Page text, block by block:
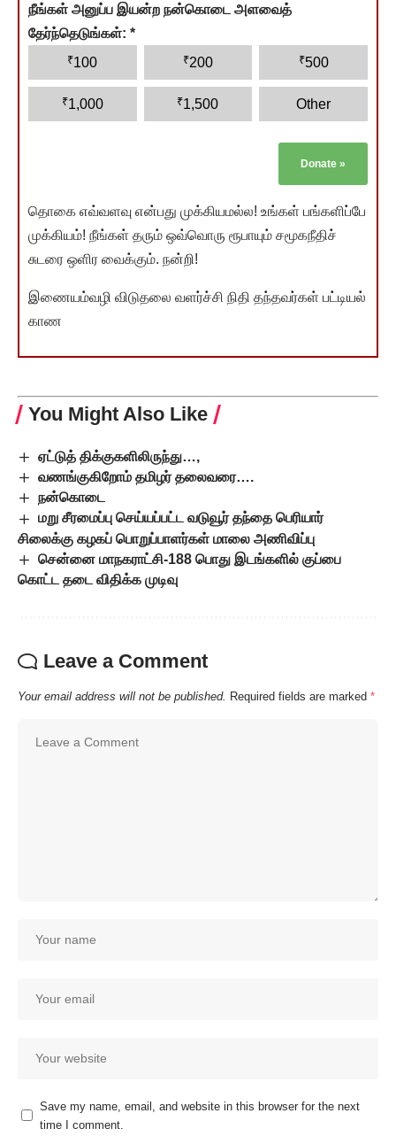
நீங்கள் அனுப்ப இயன்ற நன்கொடை அளவைத்
தேர்ந்தெடுங்கள்: *
₹100 ₹200 ₹500
₹1,000 ₹1,500 Other
Donate »
தொகை எவ்வளவு என்பது முக்கியமல்ல! உங்கள் பங்களிப்பே
முக்கியம்! நீங்கள் தரும் ஒவ்வொரு ரூபாயும் சமூகநீதிச்
சுடரை ஒளிர வைக்கும். நன்றி!
இணையம்வழி விடுதலை வளர்ச்சி நிதி தந்தவர்கள் பட்டியல்
காண
You Might Also Like
ஏட்டுத் திக்குகளிலிருந்து…,
வணங்குகிறோம் தமிழர் தலைவரை….
நன்கொடை
மறு சீரமைப்பு செய்யப்பட்ட வடுவூர் தந்தை பெரியார்
சிலைக்கு கழகப் பொறுப்பாளர்கள் மாலை அணிவிப்பு
சென்னை மாநகராட்சி-188 பொது இடங்களில் குப்பை
கொட்ட தடை விதிக்க முடிவு
Leave a Comment
Your email address will not be published. Required fields are marked *
Save my name, email, and website in this browser for the next
time I comment.